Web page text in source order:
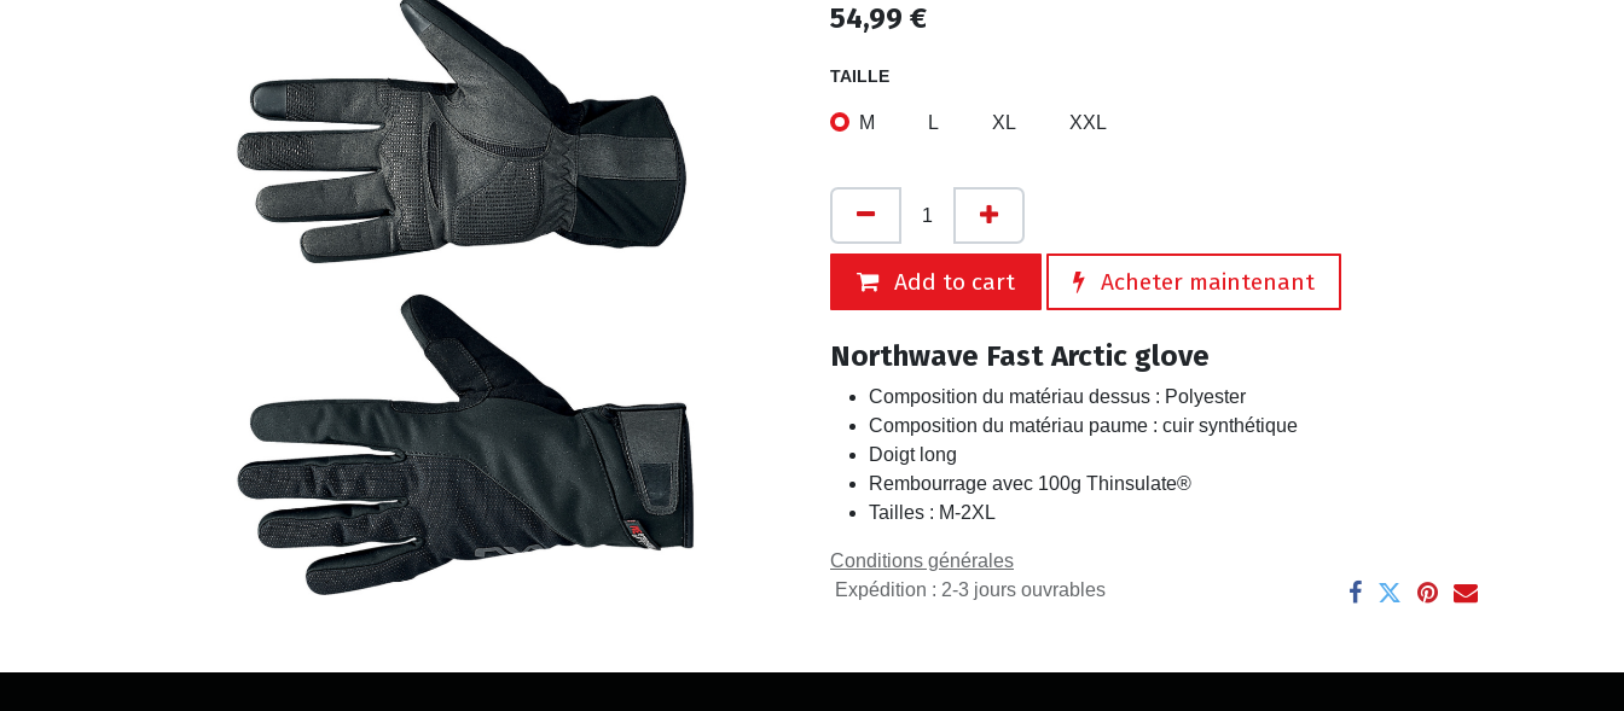
54,99 €
TAILLE
M L XL XXL
Add to cart Acheter maintenant
Northwave Fast Arctic glove
Composition du matériau dessus : Polyester
Composition du matériau paume : cuir synthétique
Doigt long
Rembourrage avec 100g Thinsulate®
Tailles : M-2XL
Conditions générales
Expédition : 2-3 jours ouvrables